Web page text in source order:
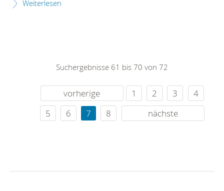
Weiterlesen
Suchergebnisse 61 bis 70 von 72
vorherige 1 2 3
4
5
6 7 8 nächste